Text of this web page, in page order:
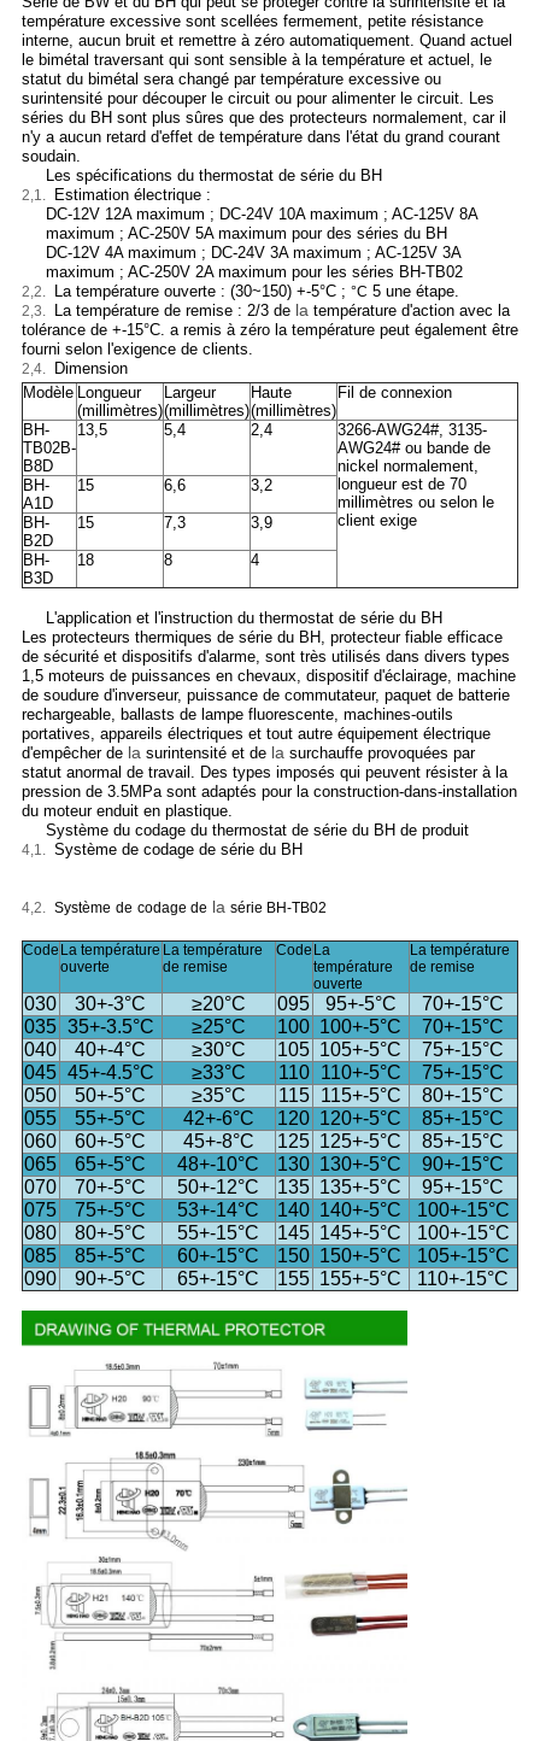
température excessive sont scellées fermement, petite résistance
interne, aucun bruit et remettre à zéro automatiquement. Quand actuel
le bimétal traversant qui sont sensible à la température et actuel, le
statut du bimétal sera changé par température excessive ou
surintensité pour découper le circuit ou pour alimenter le circuit. Les
séries du BH sont plus sûres que des protecteurs normalement, car il
n'y a aucun retard d'effet de température dans l'état du grand courant
soudain.
Les spécifications du thermostat de sériedu BH
2,1.
Estimation électrique :
DC-12V 12A maximum ; DC-24V 10A maximum ; AC-125V 8A
maximum ; AC-250V 5A maximum pour des séries du BH
DC-12V 4A maximum ; DC-24V 3A maximum ; AC-125V 3A
maximum ; AC-250V 2A maximum pour les séries BH-TB02
2,2. La température ouverte : (30~150) +-5°C ; °C 5 une étape.
2,3. La température de remise : 2/3 dela température d'action avec la
tolérance de +-15°C. a remis à zéro la température peut également être
fourni selon l'exigence de clients.
2,4.
Dimension
Modèle Longueur
(millimètres)
Largeur
(millimètres)
Haute
(millimètres)
Fil de connexion
BH-
TB02B-
B8D
13,5 5,4 2,4
3266-AWG24#, 3135-
AWG24# ou bande de
nickel normalement,
longueur est de 70
millimètres ou selon le
client exige
BH-
A1D
15 6,6 3,2
BH-
B2D
15 7,3 3,9
BH-
B3D
18 8 4
L'application et l'instruction du thermostatde sériedu BH
Les protecteurs thermiques de série du BH, protecteur fiable efficace
de sécurité et dispositifs d'alarme, sont très utilisés dans divers types
1,5 moteurs de puissances en chevaux, dispositif d'éclairage, machine
de soudure d'inverseur, puissance de commutateur, paquet de batterie
rechargeable, ballasts de lampe fluorescente, machines-outils
portatives, appareils électriques et tout autre équipement électrique
d'empêcher dela surintensité et dela surchauffe provoquées par
statut anormal de travail. Des types imposés qui peuvent résister à la
pression de 3.5MPa sont adaptés pour la construction-dans-installation
du moteur enduit en plastique.
Système ducodage du thermostatde sériedu BH de produit
4,1. Système de codage de série du BH
4,2. Système de codage de la série BH-TB02
Code La température
ouverte
La température
de remise
Code La
température
ouverte
La température
de remise
030 30+-3°C ≥20°C 095 95+-5°C
70+-15°C
035 35+-3.5°C ≥25°C 100 100+-5°C
70+-15°C
040
40+-4°C ≥30°C 105 105+-5°C
75+-15°C
045 45+-4.5°C ≥33°C 110 110+-5°C
75+-15°C
050
50+-5°C ≥35°C 115 115+-5°C
80+-15°C
055
55+-5°C 42+-6°C 120 120+-5°C
85+-15°C
060
60+-5°C 45+-8°C 125 125+-5°C
85+-15°C
065
65+-5°C 48+-10°C 130 130+-5°C
90+-15°C
070
70+-5°C 50+-12°C 135 135+-5°C
95+-15°C
075
75+-5°C 53+-14°C 140 140+-5°C
100+-15°C
080
80+-5°C 55+-15°C 145 145+-5°C
100+-15°C
085
85+-5°C 60+-15°C 150 150+-5°C
105+-15°C
090
90+-5°C 65+-15°C 155 155+-5°C 110+-15°C